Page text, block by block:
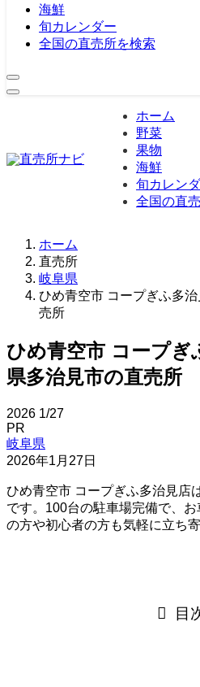
海鮮
旬カレンダー
全国の直売所を検索
ホーム
野菜
果物
海鮮
旬カレン
全国の直
ホーム
直売所
岐阜県
ひめ青空市 コープぎふ多
売所
ひめ青空市 コープぎ
県多治見市の直売所
2026 1/27
PR
岐阜県
2026年1月27日
ひめ青空市 コープぎふ多治見店
です。100台の駐車場完備で、
の方や初心者の方も気軽に立ち
目